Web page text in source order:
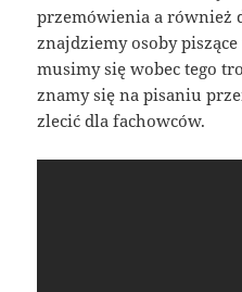
przemówienia a również
znajdziemy osoby
musimy się wobec tego
znamy się na pisaniu
zlecić dla fachowców.